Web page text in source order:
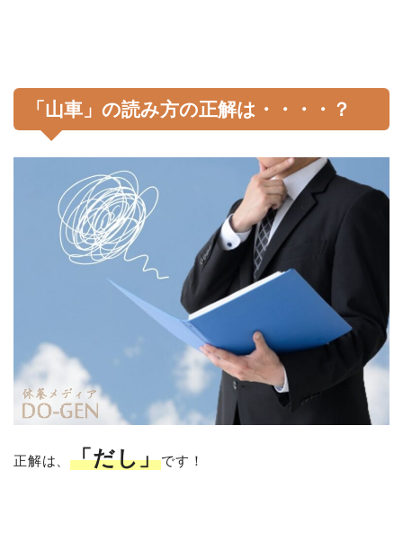
「山車」の読み方の正解は・・・・？
正解は、「だし」です！